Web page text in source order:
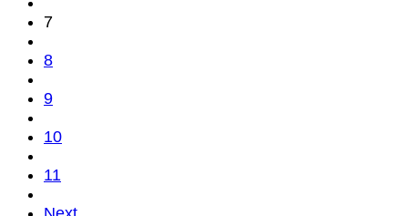
7
8
9
10
11